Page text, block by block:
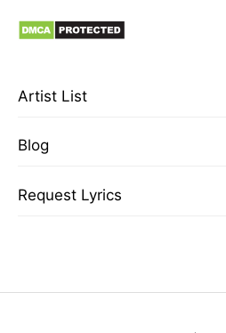
Artist List
Blog
Request Lyrics